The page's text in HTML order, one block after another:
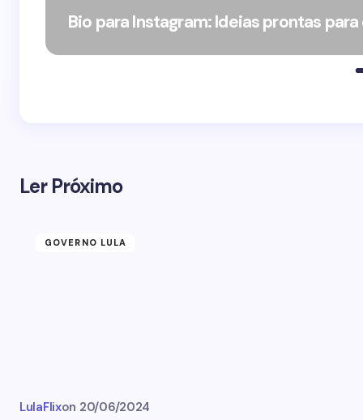
Bio para Instagram: Ideias prontas
Ler Próximo
GOVERNO LULA
LulaFlixon 20/06/2024